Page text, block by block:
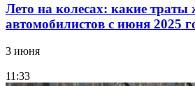
Лето на колесах: какие траты
автомобилистов с июня 2025
3 июня
11:33